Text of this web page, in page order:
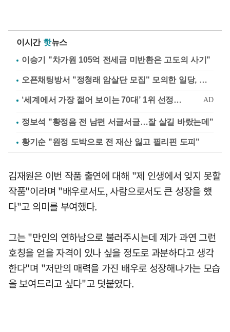
이시간 핫뉴스
이승기 "차가원 105억 전세금 미반환은 고도의 사기"
오픈채팅방서 "정청래 암살단 모집" 모의한 일당, 불구속 송치
정보석 "황정음 전 남편 서글서글…잘 살길 바랐는데"
황기순 "원정 도박으로 전 재산 잃고 필리핀 도피"
김재원은 이번 작품 출연에 대해 "제 인생에서 잊지 못할
작품"이라며 "배우로서도, 사람으로서도 큰 성장을 했
다"고 의미를 부여했다.
그는 "만인의 연하남으로 불러주시는데 제가 과연 그런
호칭을 얻을 자격이 있나 싶을 정도로 과분하다고 생각
한다"며 "저만의 매력을 가진 배우로 성장해나가는 모습
을 보여드리고 싶다"고 덧붙였다.